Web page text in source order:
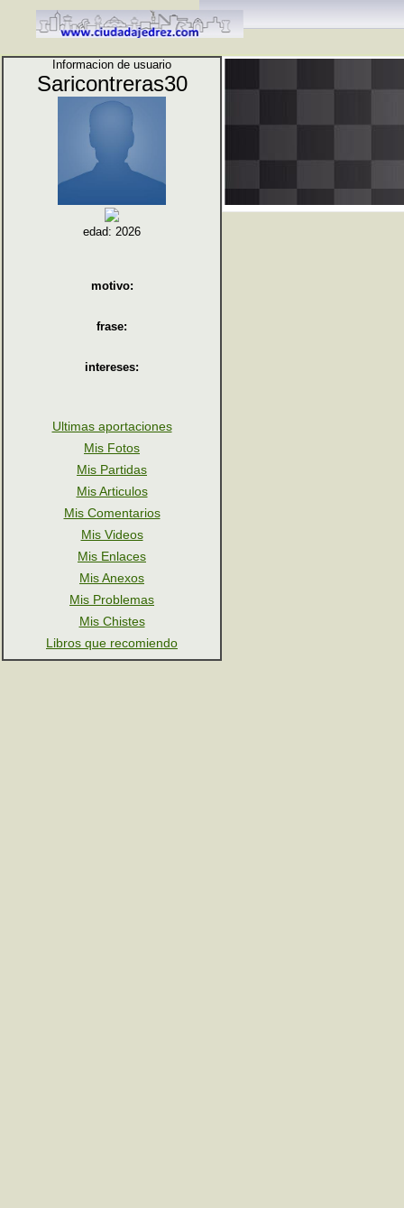
Informacion de usuario
Saricontreras30
edad: 2026
motivo:
frase:
intereses:
Ultimas aportaciones
Mis Fotos
Mis Partidas
Mis Articulos
Mis Comentarios
Mis Videos
Mis Enlaces
Mis Anexos
Mis Problemas
Mis Chistes
Libros que recomiendo